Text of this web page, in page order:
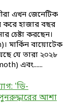
এখন জেনেটিক
করে হাজার বছর
চেষ্টা করছেন।
মার্কিন বায়োটেক
যে তারা ২০২৮
এবং......
'ডি-
আশা